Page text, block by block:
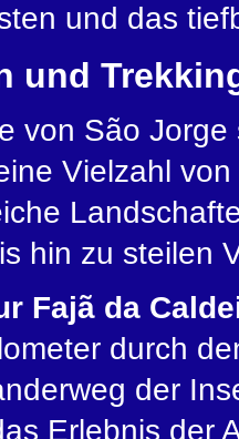
und das
und
von São
Vielzahl
hin zu steilen
Fajã da
durch
der
Erlebnis der